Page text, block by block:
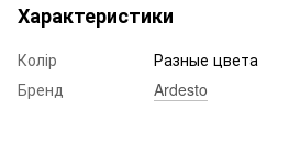
Характеристики
Колір
Разные цвета
Бренд
Ardesto